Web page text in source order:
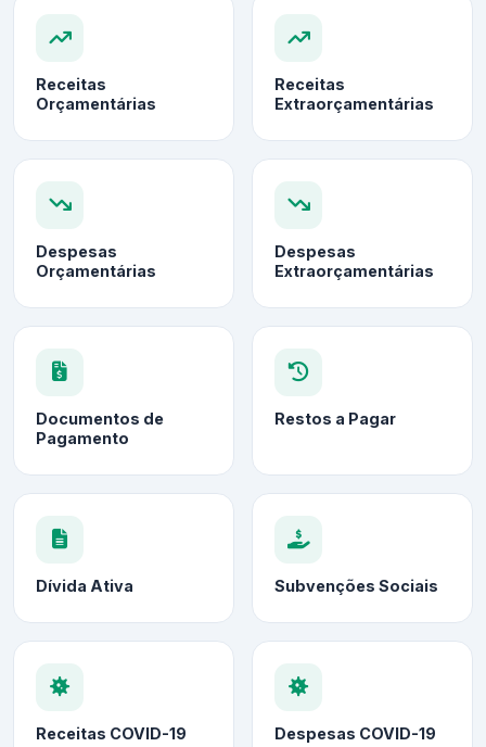
Receitas
Orçamentárias
Receitas
Extraorçamentárias
Despesas
Orçamentárias
Despesas
Extraorçamentárias
Documentos de
Pagamento
Restos a Pagar
Dívida Ativa Subvenções Sociais
Receitas COVID-19 Despesas COVID-19